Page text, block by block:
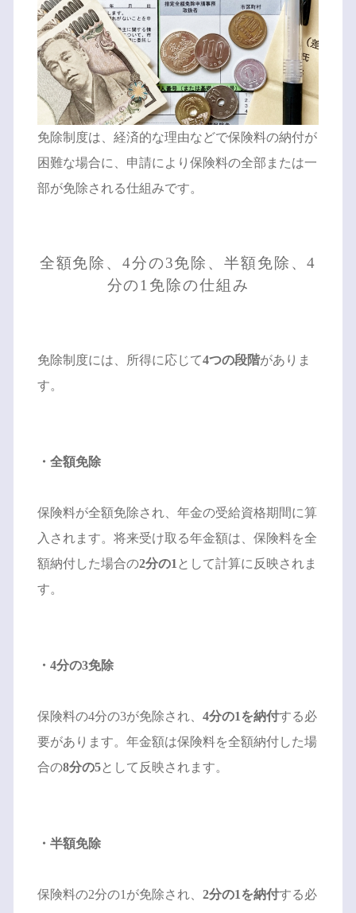
免除制度は、経済的な理由などで保険料の納付が
困難な場合に、申請により保険料の全部または一
部が免除される仕組みです。
全額免除、4分の3免除、半額免除、4
分の1免除の仕組み
免除制度には、所得に応じて4つの段階がありま
す。
・全額免除
保険料が全額免除され、年金の受給資格期間に算
入されます。将来受け取る年金額は、保険料を全
額納付した場合の2分の1 として計算に反映されま
す。
・4分の3免除
保険料の4分の3が免除され、 4分の1を納付する必
要があります。年金額は保険料を全額納付した場
合の8分の5として反映されます。
・半額免除
保険料の2分の1が免除され、 2分の1を納付する必